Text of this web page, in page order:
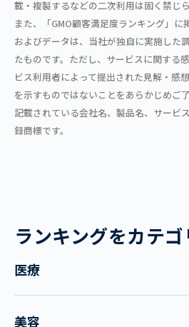
載・複製するなどの二次利用は固く禁じら
また、「GMO顧客満足度ランキング」に
およびデータは、当社が独自に実施した
たものです。ただし、サービスに関する
ビス利用者によって提出された見解・感
を示すものではないことをあらかじめご
記載されている会社名、製品名、サービ
録商標です。
ランキングをカテ
医療
美容